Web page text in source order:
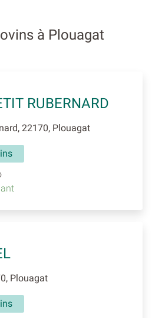
à Plouagat
RUBERNARD
22170, Plouagat
Plouagat